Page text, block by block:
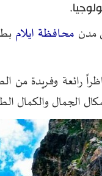
مدن محافظة ايلام
الجمال والكمال